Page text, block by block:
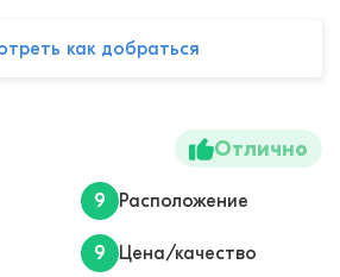
как добраться
Отлично
9 Расположение
9 Цена/качество